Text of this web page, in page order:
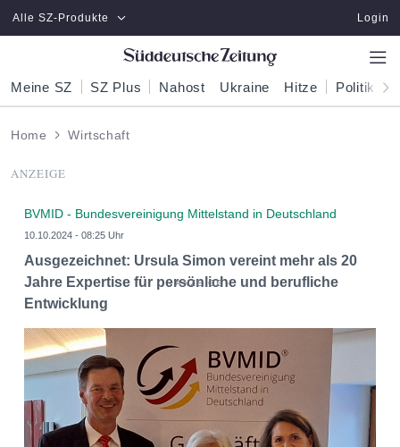
Zum Hauptinhalt springen
Alle SZ-Produkte Login
Meine SZ SZ Plus Nahost Ukraine Hitze Politik
Home Wirtschaft
ANZEIGE
BVMID - Bundesvereinigung Mittelstand in Deutschland
10.10.2024 - 08:25 Uhr
Ausgezeichnet: Ursula Simon vereint mehr als 20
Jahre Expertise für persönliche und berufliche
Entwicklung